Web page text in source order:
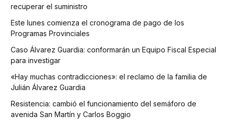
recuperar el suministro
Este lunes comienza el cronograma de pago de los
Programas Provinciales
Caso Álvarez Guardia: conformarán un Equipo Fiscal Especial
para investigar
«Hay muchas contradicciones»: el reclamo de la familia de
Julián Álvarez Guardia
Resistencia: cambió el funcionamiento del semáforo de
avenida San Martín y Carlos Boggio